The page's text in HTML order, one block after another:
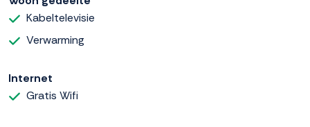
Kabeltelevisie
Verwarming
Internet
Gratis Wifi